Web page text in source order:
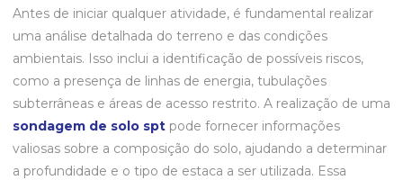
Antes de iniciar qualquer atividade, é fundamental realizar
uma análise detalhada do terreno e das condições
ambientais. Isso inclui a identificação de possíveis riscos,
como a presença de linhas de energia, tubulações
subterrâneas e áreas de acesso restrito. A realização de uma
sondagem de solo spt pode fornecer informações
valiosas sobre a composição do solo, ajudando a determinar
a profundidade e o tipo de estaca a ser utilizada. Essa